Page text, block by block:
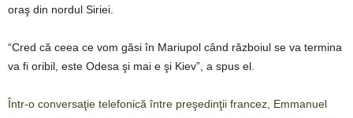
oraş din nordul Siriei.
“Cred că ceea ce vom găsi în Mariupol când războiul se va termina
va fi oribil, este Odesa şi mai e şi Kiev”, a spus el.
Într-o conversaţie telefonică între preşedinţii francez, Emmanuel